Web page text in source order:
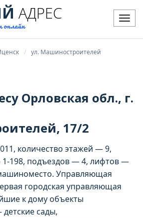
АДРЕС
онлайн
ул. Машиностроителей
Орловская обл., г.
17/2
количество этажей — 9,
198, подъездов — 4, лифтов —
Управляющая
городская управляющая
к дому объекты
сады,